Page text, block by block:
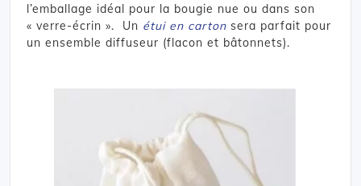
l’emballage idéal pour la bougie nue ou dans son
« verre-écrin ». Un étui en carton sera parfait pour
un ensemble diffuseur (flacon et bâtonnets).